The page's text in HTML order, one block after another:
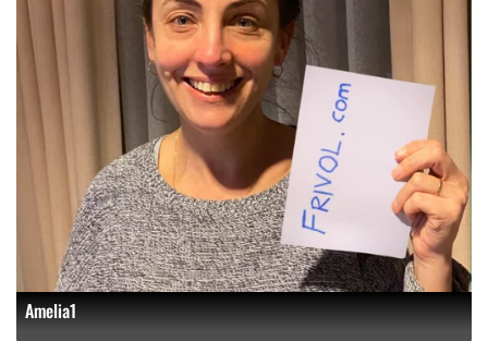
Amelia1